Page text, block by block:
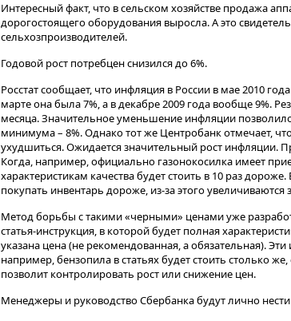
Интересный факт, что в сельском хозяйстве продажа
дорогостоящего оборудования выросла. А это
сельхозпроизводителей.
Годовой рост потребцен снизился до 6%.
Росстат сообщает, что инфляция в России в мае 2010
марте она была 7%, а в декабре 2009 года вообще 9%.
месяца. Значительное уменьшение инфляции
минимума – 8%. Однако тот же Центробанк отмечает,
ухудшиться. Ожидается значительный рост инфляции.
Когда, например, официально газонокосилка имеет
характеристикам качества будет стоить в 10 раз
покупать инвентарь дороже, из-за этого
Метод борьбы с такими «черными» ценами уже
статья-инструкция, в которой будет полная
указана цена (не рекомендованная, а обязательная).
например, бензопила в статьях будет стоить столько
позволит контролировать рост или снижение цен.
Менеджеры и руководство Сбербанка будут лично нести